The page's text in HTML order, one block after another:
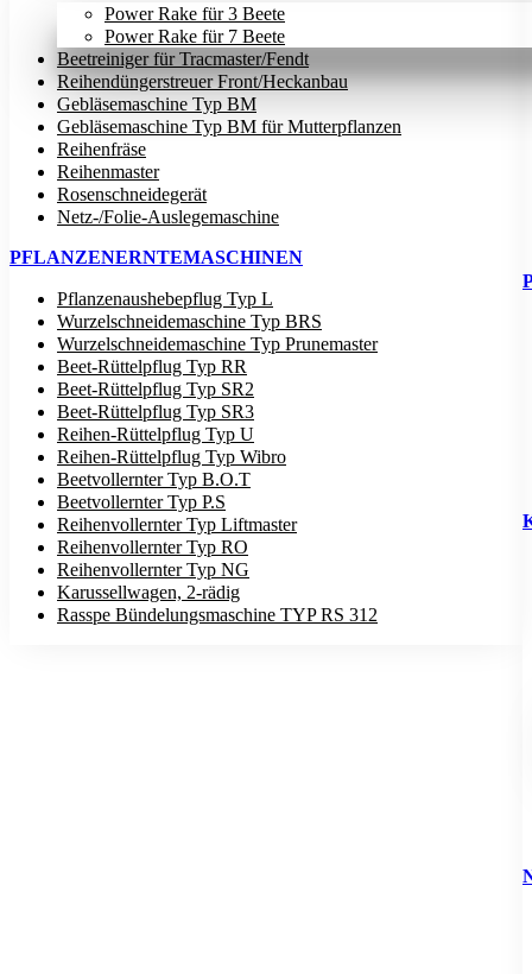
Power Rake für 3 Beete
Power Rake für 7 Beete
Beetreiniger für Tracmaster/Fendt
Reihendüngerstreuer Front/Heckanbau
Gebläsemaschine Typ BM
Gebläsemaschine Typ BM für Mutterpflanzen
Reihenfräse
Reihenmaster
Rosenschneidegerät
Netz-/Folie-Auslegemaschine
PFLANZENERNTEMASCHINEN
Pflanzenaushebepflug Typ L
Wurzelschneidemaschine Typ BRS
Wurzelschneidemaschine Typ Prunemaster
Beet-Rüttelpflug Typ RR
Beet-Rüttelpflug Typ SR2
Beet-Rüttelpflug Typ SR3
Reihen-Rüttelpflug Typ U
Reihen-Rüttelpflug Typ Wibro
Beetvollernter Typ B.O.T
Beetvollernter Typ P.S
Reihenvollernter Typ Liftmaster
Reihenvollernter Typ RO
Reihenvollernter Typ NG
Karussellwagen, 2-rädig
Rasspe Bündelungsmaschine TYP RS 312